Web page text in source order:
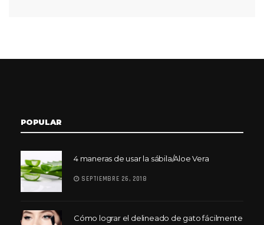
POPULAR
4 maneras de usar la sábila/Aloe Vera
SEPTIEMBRE 26, 2018
Cómo lograr el delineado de gato fácilmente